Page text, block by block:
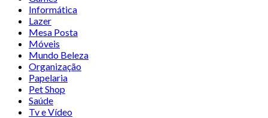
Informática
Lazer
Mesa Posta
Móveis
Mundo Beleza
Organização
Papelaria
Pet Shop
Saúde
Tv e Vídeo